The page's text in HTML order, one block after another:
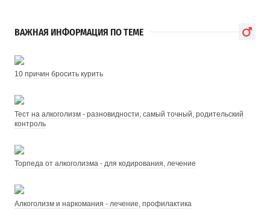
ВАЖНАЯ ИНФОРМАЦИЯ ПО ТЕМЕ
10 причин бросить курить
Тест на алкоголизм - разновидности, самый точный, родительский
контроль
Торпеда от алкоголизма - для кодирования, лечение
Алкоголизм и наркомания - лечение, профилактика